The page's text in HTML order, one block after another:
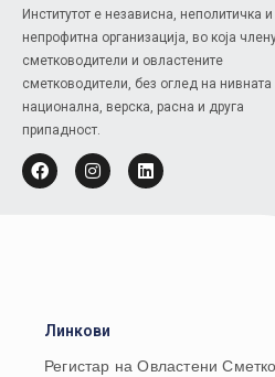
Институтот е независна, неполитичка и
непрофитна организација, во која
сметководители и овластените
сметководители, без оглед на нивната
национална, верска, расна и друга
припадност.
Линкови
Регистар на Овластени